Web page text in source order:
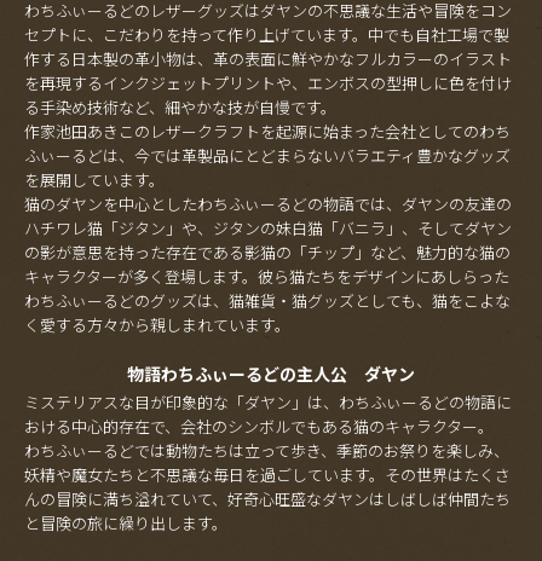
わちふぃーるどのレザーグッズはダヤンの不思議な生活や冒険をコン
セプトに、こだわりを持って作り上げています。中でも自社工場で製
作する日本製の革小物は、革の表面に鮮やかなフルカラーのイラスト
を再現するインクジェットプリントや、エンボスの型押しに色を付け
る手染め技術など、細やかな技が自慢です。
作家池田あきこのレザークラフトを起源に始まった会社としてのわち
ふぃーるどは、今では革製品にとどまらないバラエティ豊かなグッズ
を展開しています。
猫のダヤンを中心としたわちふぃーるどの物語では、ダヤンの友達の
ハチワレ猫「ジタン」や、ジタンの妹白猫「バニラ」、そしてダヤン
の影が意思を持った存在である影猫の「チップ」など、魅力的な猫の
キャラクターが多く登場します。彼ら猫たちをデザインにあしらった
わちふぃーるどのグッズは、猫雑貨・猫グッズとしても、猫をこよな
く愛する方々から親しまれています。
物語わちふぃーるどの主人公 ダヤン
ミステリアスな目が印象的な「ダヤン」は、わちふぃーるどの物語に
おける中心的存在で、会社のシンボルでもある猫のキャラクター。
わちふぃーるどでは動物たちは立って歩き、季節のお祭りを楽しみ、
妖精や魔女たちと不思議な毎日を過ごしています。その世界はたくさ
んの冒険に満ち溢れていて、好奇心旺盛なダヤンはしばしば仲間たち
と冒険の旅に繰り出します。